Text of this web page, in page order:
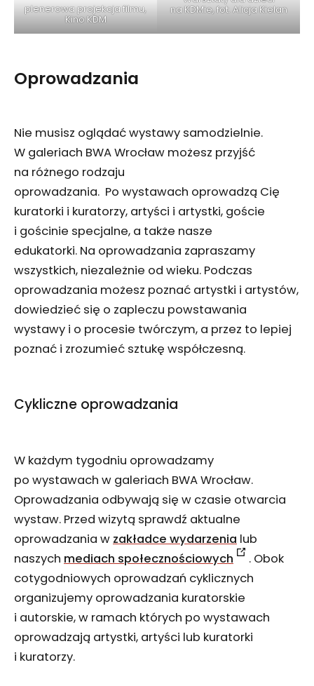
plenerowa projekcja filmu,
Kino KDM
na KDMie, fot. Alicja Kielan
Oprowadzania
Nie musisz oglądać wystawy samodzielnie.
W galeriach BWA Wrocław możesz przyjść
na różnego rodzaju
oprowadzania. Po wystawach oprowadzą Cię
kuratorki i kuratorzy, artyści i artystki, goście
i gościnie specjalne, a także nasze
edukatorki. Na oprowadzania zapraszamy
wszystkich, niezależnie od wieku. Podczas
oprowadzania możesz poznać artystki i artystów,
dowiedzieć się o zapleczu powstawania
wystawy i o procesie twórczym, a przez to lepiej
poznać i zrozumieć sztukę współczesną.
Cykliczne oprowadzania
W każdym tygodniu oprowadzamy
po wystawach w galeriach BWA Wrocław.
Oprowadzania odbywają się w czasie otwarcia
wystaw. Przed wizytą sprawdź aktualne
oprowadzania w zakładce wydarzenia lub
naszych mediach społecznościowych
. Obok
cotygodniowych oprowadzań cyklicznych
organizujemy oprowadzania kuratorskie
i autorskie, w ramach których po wystawach
oprowadzają artystki, artyści lub kuratorki
i kuratorzy.